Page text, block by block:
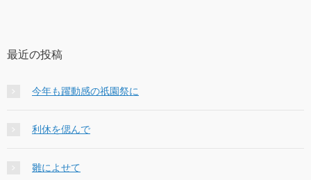
最近の投稿
今年も躍動感の祇園祭に
利休を偲んで
雛によせて